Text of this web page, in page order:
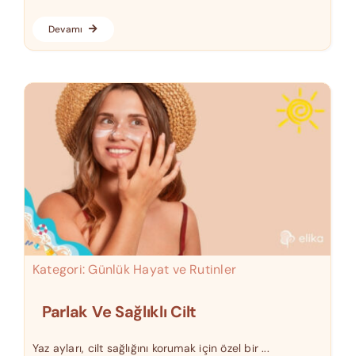
Devamı
Kategori:Günlük Hayat ve Rutinler
Parlak Ve Sağlıklı Cilt
Yaz ayları, cilt sağlığını korumak için özel bir ...